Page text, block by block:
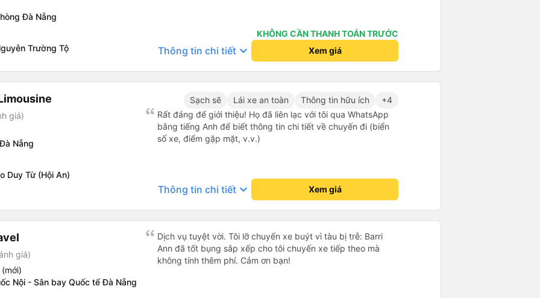
Đà Nẵng
Trường Tộ
KHÔNG CẦN THANH TOÁN TRƯỚC
Thông tin chi tiết keyboard_arrow_down Xem giá
giá)
Nẵng
Duy Từ (Hội An)
Sạch sẽ Lái xe an toàn Thông tin hữu ích
+4
Rất đáng để giới thiệu! Họ đã liên lạc với tôi qua WhatsApp
bằng tiếng Anh để biết thông tin chi tiết về chuyến đi (biển
số xe, điểm gặp mặt, v.v.)
Thông tin chi tiết keyboard_arrow_down Xem giá
giá)
Nội - Sân bay Quốc tế Đà Nẵng
Dịch vụ tuyệt vời. Tôi lỡ chuyến xe buýt vì tàu bị trễ: Barri
Ann đã tốt bụng sắp xếp cho tôi chuyến xe tiếp theo mà
không tính thêm phí. Cảm ơn bạn!